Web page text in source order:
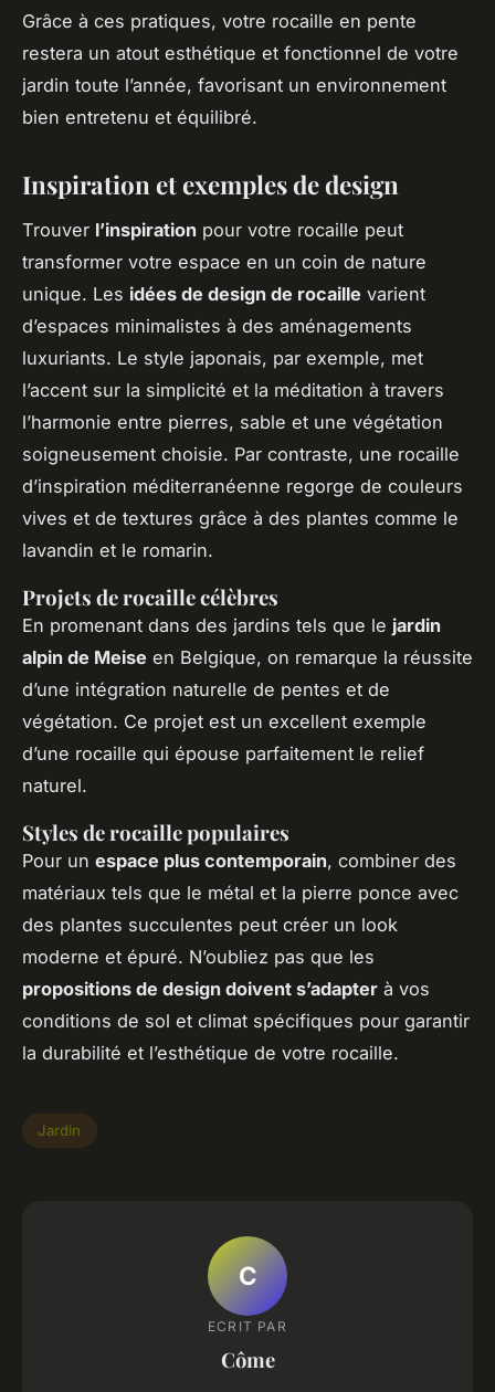
Grâce à ces pratiques, votre rocaille en pente
restera un atout esthétique et fonctionnel de votre
jardin toute l’année, favorisant un environnement
bien entretenu et équilibré.
Inspiration et exemples de design
Trouver l’inspiration pour votre rocaille peut
transformer votre espace en un coin de nature
unique. Les idées de design de rocaille varient
d’espaces minimalistes à des aménagements
luxuriants. Le style japonais, par exemple, met
l’accent sur la simplicité et la méditation à travers
l’harmonie entre pierres, sable et une végétation
soigneusement choisie. Par contraste, une rocaille
d’inspiration méditerranéenne regorge de couleurs
vives et de textures grâce à des plantes comme le
lavandin et le romarin.
Projets de rocaille célèbres
En promenant dans des jardins tels que le jardin
alpin de Meise en Belgique, on remarque la réussite
d’une intégration naturelle de pentes et de
végétation. Ce projet est un excellent exemple
d’une rocaille qui épouse parfaitement le relief
naturel.
Styles de rocaille populaires
Pour un espace plus contemporain, combiner des
matériaux tels que le métal et la pierre ponce avec
des plantes succulentes peut créer un look
moderne et épuré. N’oubliez pas que les
propositions de design doivent s’adapter à vos
conditions de sol et climat spécifiques pour garantir
la durabilité et l’esthétique de votre rocaille.
Jardin
C
ECRIT PAR
Côme